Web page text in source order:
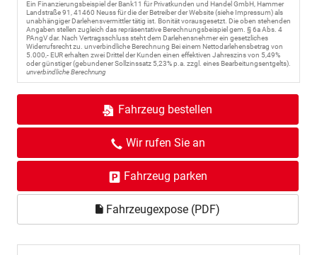
Ein Finanzierungsbeispiel der Bank11 für Privatkunden und Handel GmbH, Hammer
Landstraße 91, 41460 Neuss für die der Betreiber der Website (siehe Impressum) als
unabhängiger Darlehensvermittler tätig ist. Bonität vorausgesetzt. Die oben stehenden
Angaben stellen zugleich das repräsentative Berechnungsbeispiel gem. § 6a Abs. 4
PAngV dar. Nach Vertragsschluss steht dem Darlehensnehmer ein gesetzliches
Widerrufsrecht zu. unverbindliche Berechnung Bei einem Nettodarlehensbetrag von
5.000,- EUR erhalten zwei Drittel der Kunden einen effektiven Jahreszins von 5,49%
oder günstiger (gebundener Sollzinssatz 5,23% p.a. zzgl. eines Bearbeitungsentgelts).
unverbindliche Berechnung
Fahrzeug bestellen
Wir rufen Sie an
Fahrzeug parken
Fahrzeugexpose (PDF)